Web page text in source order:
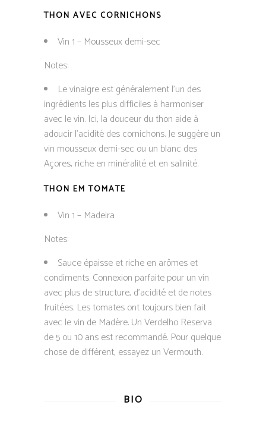
THON AVEC CORNICHONS
Vin 1 – Mousseux demi-sec
Notes:
Le vinaigre est généralement l’un des
ingrédients les plus difficiles à harmoniser
avec le vin. Ici, la douceur du thon aide à
adoucir l’acidité des cornichons. Je suggère un
vin mousseux demi-sec ou un blanc des
Açores, riche en minéralité et en salinité.
THON EM TOMATE
Vin 1 – Madeira
Notes:
Sauce épaisse et riche en arômes et
condiments. Connexion parfaite pour un vin
avec plus de structure, d’acidité et de notes
fruitées. Les tomates ont toujours bien fait
avec le vin de Madère. Un Verdelho Reserva
de 5 ou 10 ans est recommandé. Pour quelque
chose de différent, essayez un Vermouth.
BIO